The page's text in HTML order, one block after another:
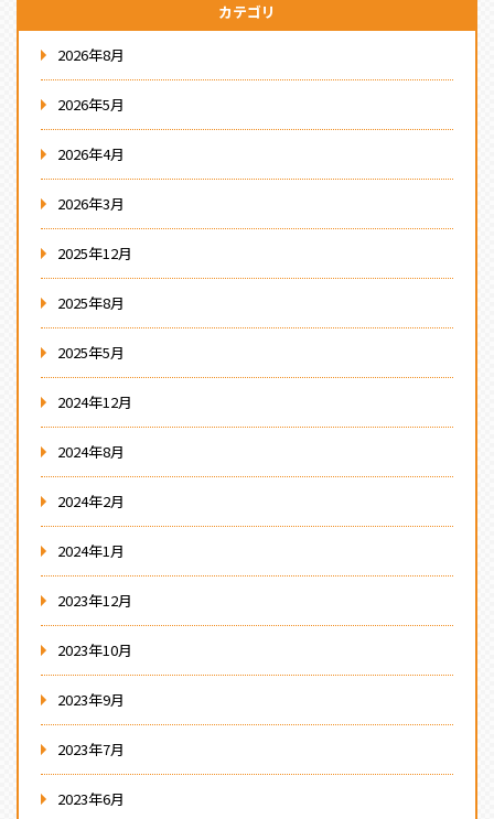
カテゴリ
2026年8月
2026年5月
2026年4月
2026年3月
2025年12月
2025年8月
2025年5月
2024年12月
2024年8月
2024年2月
2024年1月
2023年12月
2023年10月
2023年9月
2023年7月
2023年6月